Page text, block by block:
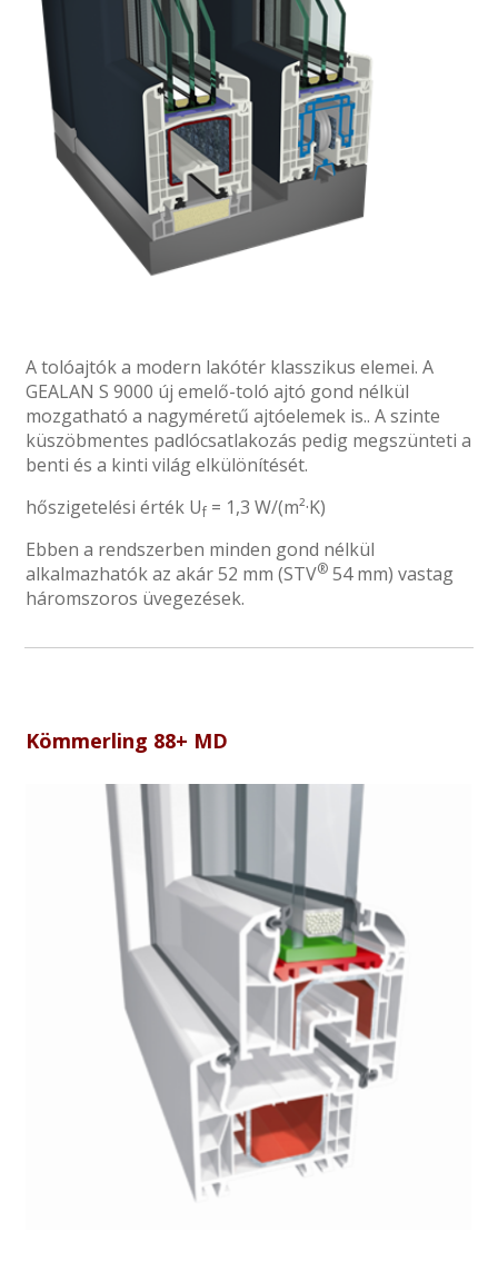
A tolóajtók a modern lakótér klasszikus elemei. A
GEALAN S 9000 új emelő-toló ajtó gond nélkül
mozgatható a nagyméretű ajtóelemek is.. A szinte
küszöbmentes padlócsatlakozás pedig megszünteti a
benti és a kinti világ elkülönítését.
hőszigetelési érték Uf = 1,3 W/(m²·K)
Ebben a rendszerben minden gond nélkül
alkalmazhatók az akár 52 mm (STV® 54 mm) vastag
háromszoros üvegezések.
Kömmerling 88+ MD